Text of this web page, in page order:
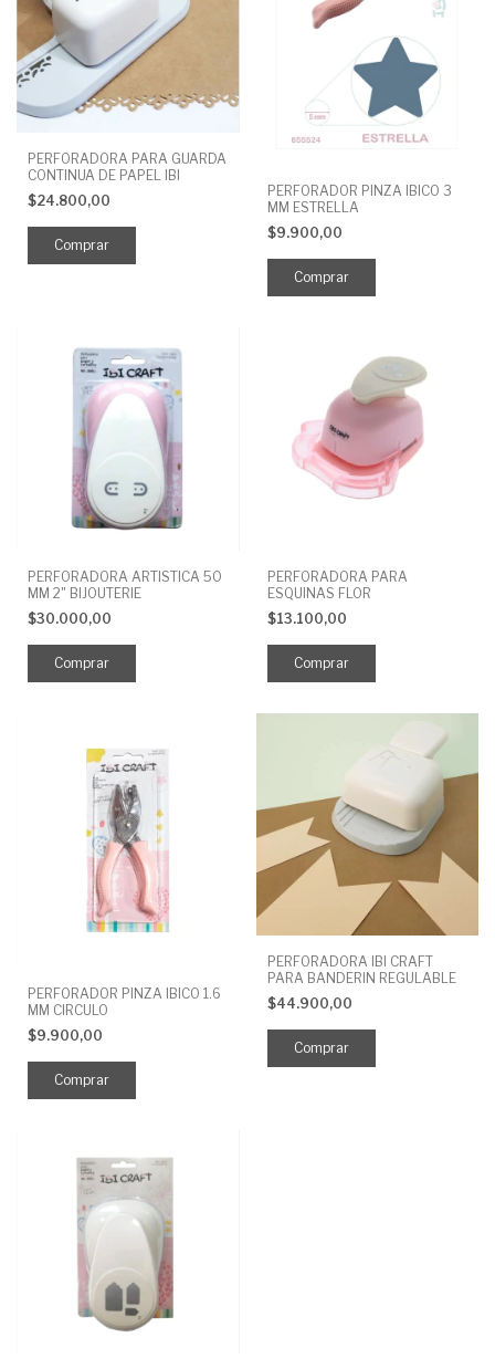
PERFORADORA PARA GUARDA
CONTINUA DE PAPEL IBI
$24.800,00
PERFORADOR PINZA IBICO 3
MM ESTRELLA
$9.900,00
PERFORADORA ARTISTICA 50
MM 2" BIJOUTERIE
$30.000,00
PERFORADORA PARA
ESQUINAS FLOR
$13.100,00
PERFORADOR PINZA IBICO 1.6
MM CIRCULO
$9.900,00
PERFORADORA IBI CRAFT
PARA BANDERIN REGULABLE
$44.900,00